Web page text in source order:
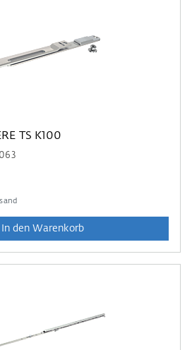
TS K100
In den Warenkorb